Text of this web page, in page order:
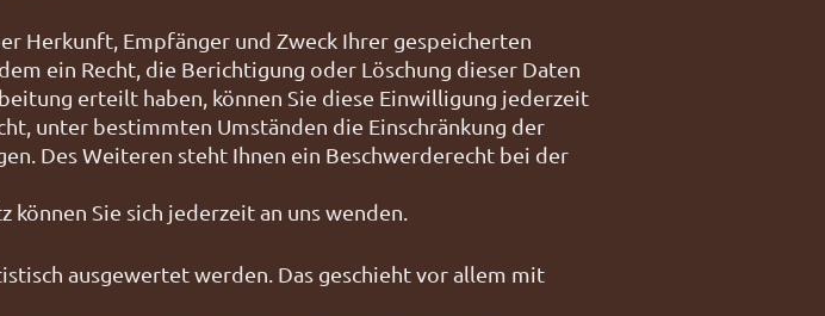
Herkunft, Empfänger und Zweck Ihrer gespeicherten
ein Recht, die Berichtigung oder Löschung dieser Daten
erteilt haben, können Sie diese Einwilligung jederzeit
unter bestimmten Umständen die Einschränkung der
Des Weiteren steht Ihnen ein Beschwerderecht bei der
Sie sich jederzeit an uns wenden.
ausgewertet werden. Das geschieht vor allem mit